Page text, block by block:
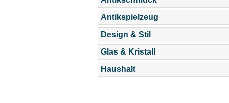
Antikspielzeug
Design & Stil
Glas & Kristall
Haushalt